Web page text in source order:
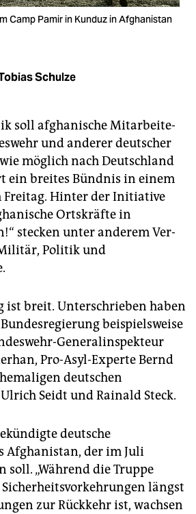
Camp Pamir in Kunduz in Afghanistan
Schulze
soll afghanische Mit­ar­bei­te­
und anderer deutscher
möglich nach Deutschland
ein breites Bündnis in einem
Freitag. Hinter der Initiative
Ortskräfte in
stecken unter anderem Ver­
Politik und
ist breit. Unterschrieben haben
beispielsweise
Generalinspekteur
Pro-Asyl-Experte Bernd
deutschen
Seidt und Rainald Steck.
deutsche
Afghanistan, der im Juli
soll. „Während die Truppe
längst
zur Rückkehr ist, wachsen